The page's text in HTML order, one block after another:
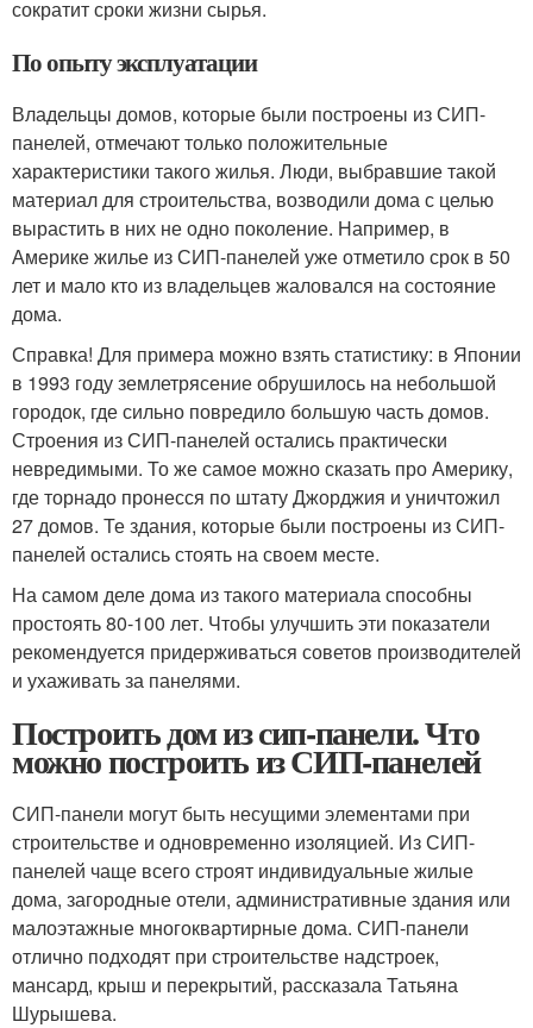
сократит сроки жизни сырья.
По опыту эксплуатации
Владельцы домов, которые были построены из СИП-
панелей, отмечают только положительные
характеристики такого жилья. Люди, выбравшие такой
материал для строительства, возводили дома с целью
вырастить в них не одно поколение. Например, в
Америке жилье из СИП-панелей уже отметило срок в 50
лет и мало кто из владельцев жаловался на состояние
дома.
Справка! Для примера можно взять статистику: в Японии
в 1993 году землетрясение обрушилось на небольшой
городок, где сильно повредило большую часть домов.
Строения из СИП-панелей остались практически
невредимыми. То же самое можно сказать про Америку,
где торнадо пронесся по штату Джорджия и уничтожил
27 домов. Те здания, которые были построены из СИП-
панелей остались стоять на своем месте.
На самом деле дома из такого материала способны
простоять 80-100 лет. Чтобы улучшить эти показатели
рекомендуется придерживаться советов производителей
и ухаживать за панелями.
Построить дом из сип-панели. Что
можно построить из СИП-панелей
СИП-панели могут быть несущими элементами при
строительстве и одновременно изоляцией. Из СИП-
панелей чаще всего строят индивидуальные жилые
дома, загородные отели, административные здания или
малоэтажные многоквартирные дома. СИП-панели
отлично подходят при строительстве надстроек,
мансард, крыш и перекрытий, рассказала Татьяна
Шурышева.